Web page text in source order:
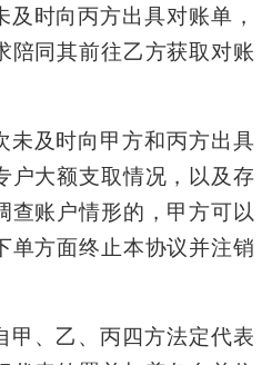
及时向丙方出具对账单，
陪同其前往乙方获取对账
未及时向甲方和丙方出具
户大额支取情况，以及存
查账户情形的，甲方可以
单方面终止本协议并注销
甲、乙、丙四方法定代表